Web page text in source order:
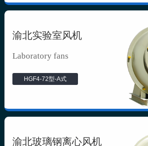
渝北实验室风机
Laboratory fans
HGF4-72型-A式
渝北玻璃钢离心风机